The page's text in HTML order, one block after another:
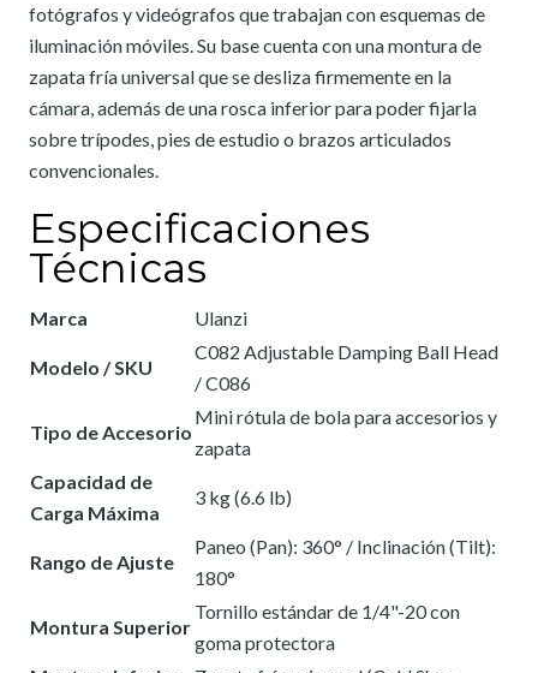
fotógrafos y videógrafos que trabajan con esquemas de
iluminación móviles. Su base cuenta con una montura de
zapata fría universal que se desliza firmemente en la
cámara, además de una rosca inferior para poder fijarla
sobre trípodes, pies de estudio o brazos articulados
convencionales.
Especificaciones
Técnicas
Marca Ulanzi
Modelo / SKU
C082 Adjustable Damping Ball Head
/ C086
Tipo de Accesorio
Mini rótula de bola para accesorios y
zapata
Capacidad de
Carga Máxima
3 kg (6.6 lb)
Rango de Ajuste
Paneo (Pan): 360° / Inclinación (Tilt):
180°
Montura Superior
Tornillo estándar de 1/4"-20 con
goma protectora